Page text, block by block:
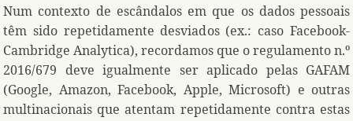
Num contexto de escândalos em que os dados pessoais
têm sido repetidamente desviados (ex.: caso Facebook-
Cambridge Analytica), recordamos que o regulamento n.º
2016/679 deve igualmente ser aplicado pelas GAFAM
(Google, Amazon, Facebook, Apple, Microsoft) e outras
multinacionais que atentam repetidamente contra estas